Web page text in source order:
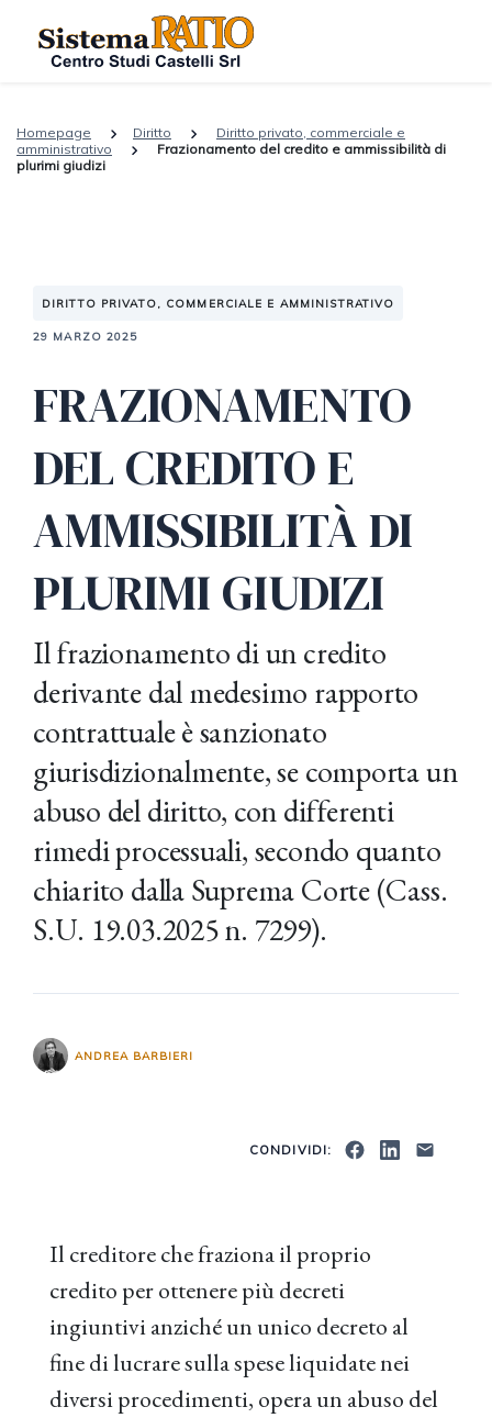
Homepage Diritto
Diritto privato, commerciale e
amministrativo
Frazionamento del credito e ammissibilità di
plurimi giudizi
DIRITTO PRIVATO, COMMERCIALE E AMMINISTRATIVO
29 MARZO 2025
FRAZIONAMENTO
DEL CREDITO E
AMMISSIBILITÀ DI
PLURIMI GIUDIZI
Il frazionamento di un credito
derivante dal medesimo rapporto
contrattuale è sanzionato
giurisdizionalmente, se comporta un
abuso del diritto, con differenti
rimedi processuali, secondo quanto
chiarito dalla Suprema Corte (Cass.
S.U. 19.03.2025 n. 7299).
ANDREA BARBIERI
CONDIVIDI:
Il creditore che fraziona il proprio
credito per ottenere più decreti
ingiuntivi anziché un unico decreto al
fine di lucrare sulla spese liquidate nei
diversi procedimenti, opera un abuso del